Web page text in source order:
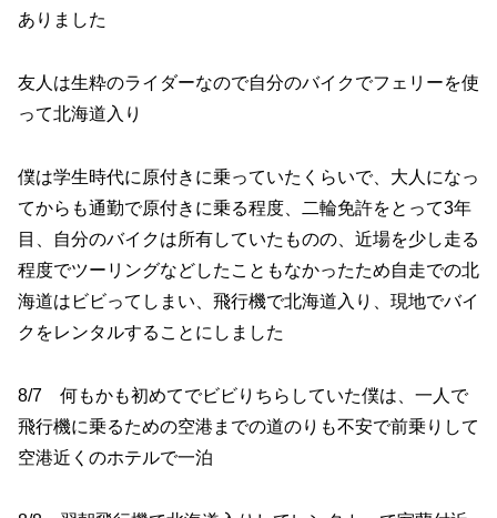
ありました
友人は生粋のライダーなので自分のバイクでフェリーを使
って北海道入り
僕は学生時代に原付きに乗っていたくらいで、大人になっ
てからも通勤で原付きに乗る程度、二輪免許をとって3年
目、自分のバイクは所有していたものの、近場を少し走る
程度でツーリングなどしたこともなかったため自走での北
海道はビビってしまい、飛行機で北海道入り、現地でバイ
クをレンタルすることにしました
8/7 何もかも初めてでビビりちらしていた僕は、一人で
飛行機に乗るための空港までの道のりも不安で前乗りして
空港近くのホテルで一泊